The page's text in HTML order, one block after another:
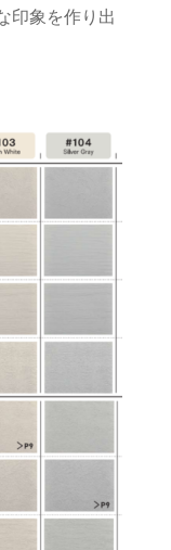
印象を作り出